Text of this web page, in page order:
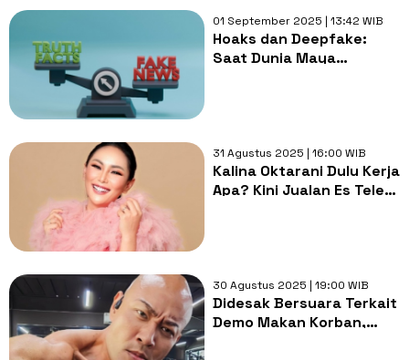
01 September 2025 | 13:42 WIB
Hoaks dan Deepfake:
Saat Dunia Maya
31 Agustus 2025 | 16:00 WIB
Kalina Oktarani Dulu Kerja
Apa? Kini Jualan Es Teler
30 Agustus 2025 | 19:00 WIB
Didesak Bersuara Terkait
Demo Makan Korban,